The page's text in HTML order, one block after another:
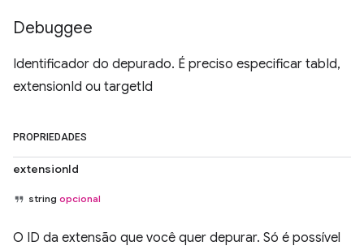
Debuggee
Identificador do depurado. É preciso especificar tabId,
extensionId ou targetId
PROPRIEDADES
extensionId
string opcional
O ID da extensão que você quer depurar. Só é possível